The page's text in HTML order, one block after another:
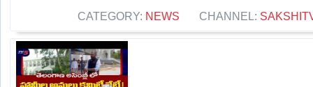
CATEGORY: NEWS CHANNEL: